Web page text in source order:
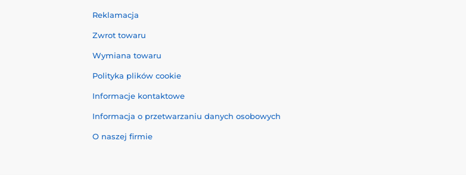
Reklamacja
Zwrot towaru
Wymiana towaru
Polityka plików cookie
Informacje kontaktowe
Informacja o przetwarzaniu danych osobowych
O naszej firmie